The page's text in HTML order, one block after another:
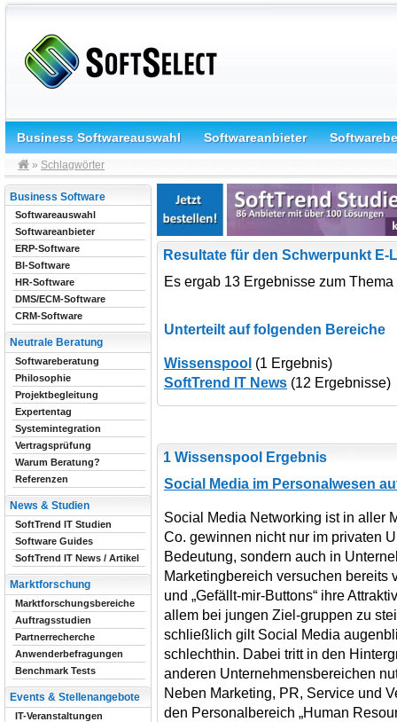
Business Softwareauswahl Softwareanbieter
» Schlagwörter
Resultate für den Schwerpunkt E-
Es ergab 13 Ergebnisse zum
Unterteilt auf folgenden Bereiche
Wissenspool (1 Ergebnis)
SoftTrend IT News (12 Ergebnisse)
1 Wissenspool Ergebnis
Social Media im Personalwesen
Social Media Networking ist in aller
Co. gewinnen nicht nur im privaten
Bedeutung, sondern auch in
Marketingbereich versuchen bereits
und „Gefällt-mir-Buttons“ ihre
allem bei jungen Ziel-gruppen zu
schließlich gilt Social Media
schlechthin. Dabei tritt in den
anderen Unternehmensbereichen
Neben Marketing, PR, Service und
den Personalbereich „Human
Business Software
Softwareauswahl
Softwareanbieter
ERP-Software
BI-Software
HR-Software
DMS/ECM-Software
CRM-Software
Neutrale Beratung
Softwareberatung
Philosophie
Projektbegleitung
Expertentag
Systemintegration
Vertragsprüfung
Warum Beratung?
Referenzen
News & Studien
SoftTrend IT Studien
Software Guides
SoftTrend IT News / Artikel
Marktforschung
Marktforschungsbereiche
Auftragsstudien
Partnerrecherche
Anwenderbefragungen
Benchmark Tests
Events & Stellenangebote
IT-Veranstaltungen